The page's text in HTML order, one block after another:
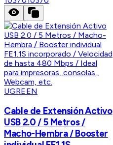
UGREEN
Cable de Extensión Activo
USB 2.0 / 5 Metros /
Macho-Hembra / Booster